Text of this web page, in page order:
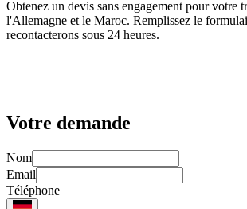
Obtenez un devis sans engagement pour votre
l'Allemagne et le Maroc. Remplissez le
recontacterons sous 24 heures.
Votre demande
Nom
Email
Téléphone